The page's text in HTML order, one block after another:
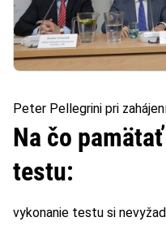
Peter Pellegrini pri
Na čo
testu:
vykonanie testu si